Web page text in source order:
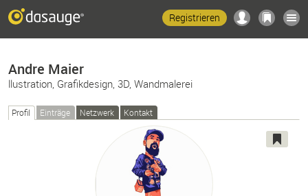
Registrieren
Andre Maier
llustration, Grafikdesign, 3D, Wandmalerei
Profil Einträge Netzwerk Kontakt